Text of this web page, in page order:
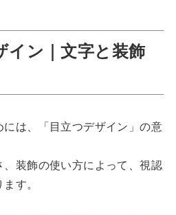
イン｜文字と装飾
は、「目立つデザイン」の意
装飾の使い方によって、視認
す。